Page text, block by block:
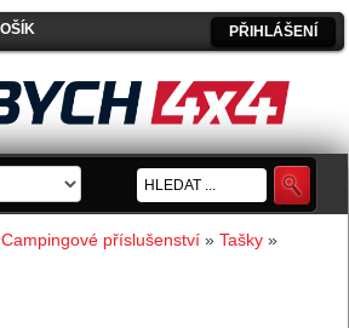
PŘIHLÁŠENÍ
Campingové příslušenství » Tašky »